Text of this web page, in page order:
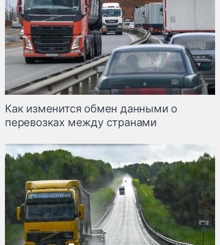
Как изменится обмен данными о
перевозках между странами